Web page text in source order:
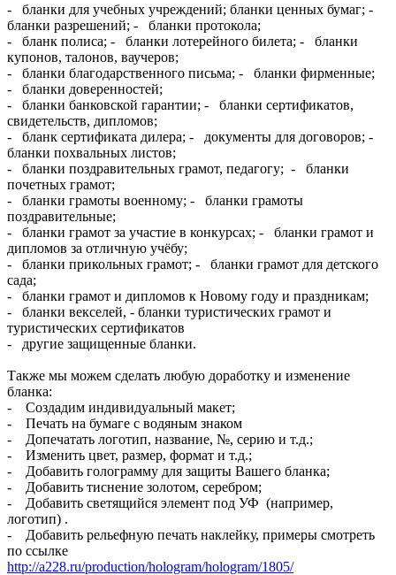
- бланки для учебных учреждений; бланки ценных бумаг; -
бланки разрешений; - бланки протокола;
- бланк полиса; - бланки лотерейного билета; - бланки
купонов, талонов, ваучеров;
- бланки благодарственного письма; - бланки фирменные;
- бланки доверенностей;
- бланки банковской гарантии; - бланки сертификатов,
свидетельств, дипломов;
- бланк сертификата дилера; - документы для договоров; -
бланки похвальных листов;
- бланки поздравительных грамот, педагогу; - бланки
почетных грамот;
- бланки грамоты военному; - бланки грамоты
поздравительные;
- бланки грамот за участие в конкурсах; - бланки грамот и
дипломов за отличную учёбу;
- бланки прикольных грамот; - бланки грамот для детского
сада;
- бланки грамот и дипломов к Новому году и праздникам;
- бланки векселей, - бланки туристических грамот и
туристических сертификатов
- другие защищенные бланки.
Также мы можем сделать любую доработку и изменение
бланка:
- Создадим индивидуальный макет;
- Печать на бумаге с водяным знаком
- Допечатать логотип, название, №, серию и т.д.;
- Изменить цвет, размер, формат и т.д.;
- Добавить голограмму для защиты Вашего бланка;
- Добавить тиснение золотом, серебром;
- Добавить светящийся элемент под УФ (например,
логотип) .
- Добавить рельефную печать наклейку, примеры смотреть
по ссылке
http://a228.ru/production/hologram/hologram/1805/